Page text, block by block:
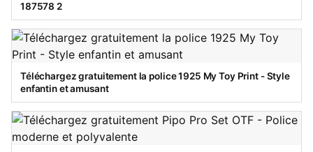
187578 2
Téléchargez gratuitement la police 1925 My Toy Print - Style
enfantin et amusant